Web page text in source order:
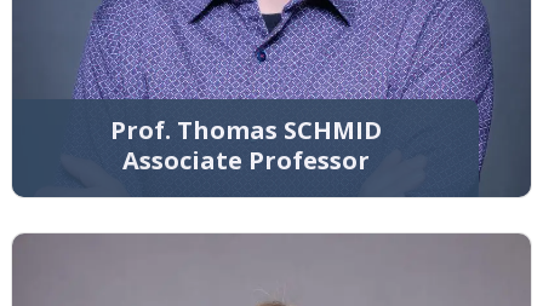
Prof. Thomas SCHMID
Associate Professor